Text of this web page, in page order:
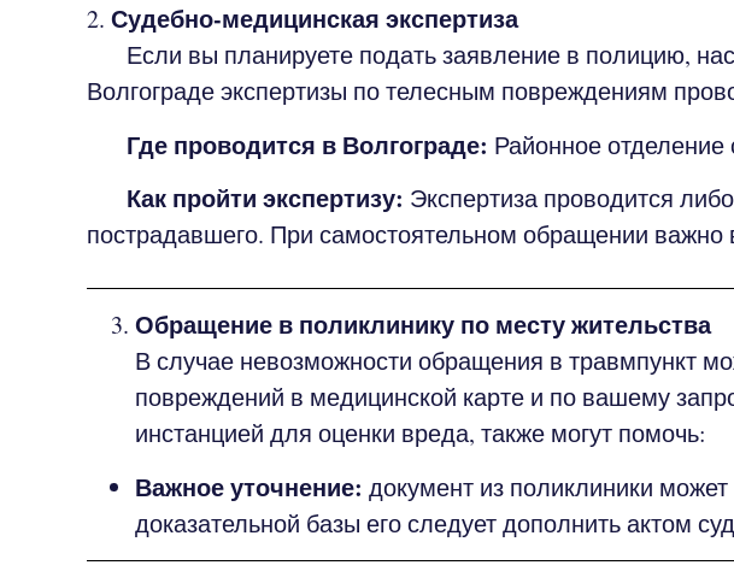
2. Судебно-медицинская экспертиза
Если вы планируете подать заявление в полицию,
Волгограде экспертизы по телесным повреждениям
Где проводится в Волгограде: Районное отделение
Как пройти экспертизу: Экспертиза проводится
пострадавшего. При самостоятельном обращении важно
Обращение в поликлинику по месту жительства
В случае невозможности обращения в травмпункт
повреждений в медицинской карте и по вашему
инстанцией для оценки вреда, также могут помочь:
Важное уточнение: документ из поликлиники
доказательной базы его следует дополнить актом